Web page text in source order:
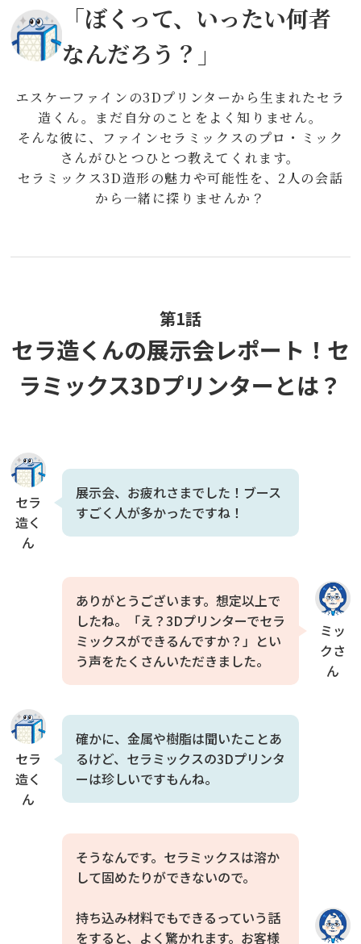
「ぼくって、いったい何者
なんだろう？」
エスケーファインの3Dプリンターから生まれたセラ
造くん。まだ自分のことをよく知りません。
そんな彼に、ファインセラミックスのプロ・ミック
さんがひとつひとつ教えてくれます。
セラミックス3D造形の魅力や可能性を、2人の会話
から一緒に探りませんか？
第1話
セラ造くんの展示会レポート！セ
ラミックス3Dプリンターとは？
セラ
造く
ん
展示会、お疲れさまでした！ブース
すごく人が多かったですね！
ミッ
クさ
ん
ありがとうございます。想定以上で
したね。「え？3Dプリンターでセラ
ミックスができるんですか？」とい
う声をたくさんいただきました。
セラ
造く
ん
確かに、金属や樹脂は聞いたことあ
るけど、セラミックスの3Dプリンタ
ーは珍しいですもんね。
そうなんです。セラミックスは溶か
して固めたりができないので。
持ち込み材料でもできるっていう話
をすると、よく驚かれます。お客様